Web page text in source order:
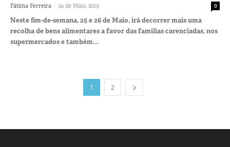
Fátima Ferreira - 24 de Maio, 2019 0
Neste fim-de-semana, 25 e 26 de Maio, irá decorrer mais uma
recolha de bens alimentares a favor das famílias carenciadas, nos
supermercados e também...
1 2